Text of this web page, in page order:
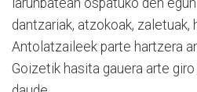
larunbatean ospatuko den
dantzariak, atzokoak, zaletuak,
Antolatzaileek parte hartzera
Goizetik hasita gauera arte